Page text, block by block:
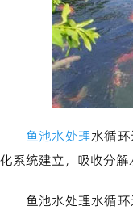
鱼池水处理水循
化系统建立，吸收分
鱼池水处理水循